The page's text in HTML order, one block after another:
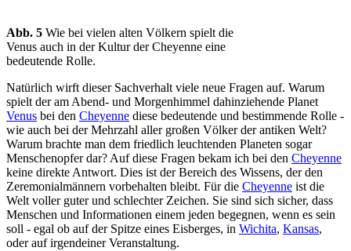
Abb. 5 Wie bei vielen alten Völkern spielt die
Venus auch in der Kultur der Cheyenne eine
bedeutende Rolle.
Natürlich wirft dieser Sachverhalt viele neue Fragen auf. Warum
spielt der am Abend- und Morgenhimmel dahinziehende Planet
Venus bei den Cheyenne diese bedeutende und bestimmende Rolle -
wie auch bei der Mehrzahl aller großen Völker der antiken Welt?
Warum brachte man dem friedlich leuchtenden Planeten sogar
Menschenopfer dar? Auf diese Fragen bekam ich bei den Cheyenne
keine direkte Antwort. Dies ist der Bereich des Wissens, der den
Zeremonialmännern vorbehalten bleibt. Für die Cheyenne ist die
Welt voller guter und schlechter Zeichen. Sie sind sich sicher, dass
Menschen und Informationen einem jeden begegnen, wenn es sein
soll - egal ob auf der Spitze eines Eisberges, in Wichita, Kansas,
oder auf irgendeiner Veranstaltung.